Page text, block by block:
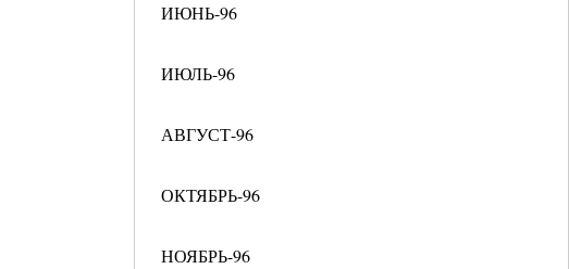
ИЮНЬ-96
ИЮЛЬ-96
АВГУСТ-96
ОКТЯБРЬ-96
НОЯБРЬ-96